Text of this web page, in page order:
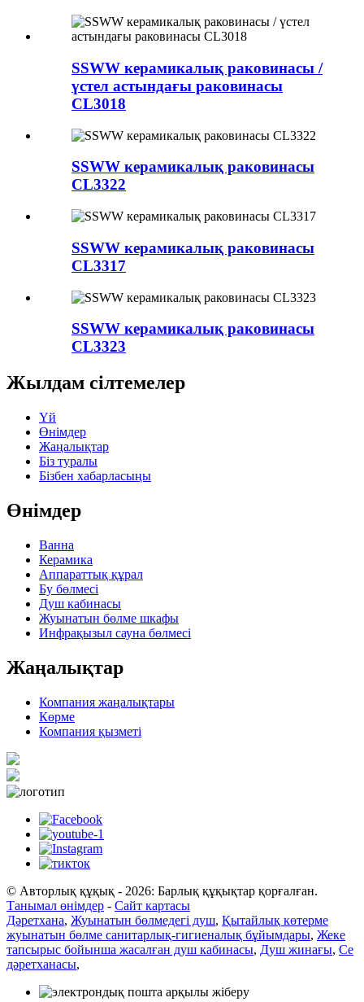
SSWW керамикалық раковинасы /
үстел астындағы раковинасы
CL3018
SSWW керамикалық раковинасы
CL3322
SSWW керамикалық раковинасы
CL3317
SSWW керамикалық раковинасы
CL3323
Жылдам сілтемелер
Үй
Өнімдер
Жаңалықтар
Біз туралы
Бізбен хабарласыңы
Өнімдер
Ванна
Керамика
Аппараттық құрал
Бу бөлмесі
Душ кабинасы
Жуынатын бөлме шкафы
Инфрақызыл сауна бөлмесі
Жаңалықтар
Компания жаңалықтары
Көрме
Компания қызметі
© Авторлық құқық - 2026: Барлық құқықтар қорғалған.
Танымал өнімдер - Сайт картасы
Дәретхана, Жуынатын бөлмедегі душ, Қытайлық көтерме
жуынатын бөлме санитарлық-гигиеналық бұйымдары, Жеке
тапсырыс бойынша жасалған душ кабинасы, Душ жинағы, Ce
дәретханасы,